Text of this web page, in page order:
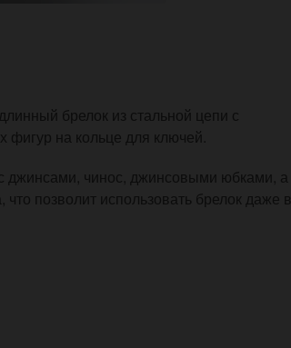
брелок из стальной цепи с
фигур на кольце для ключей.
джинсами, чинос, джинсовыми юбками, а
позволит использовать брелок даже в